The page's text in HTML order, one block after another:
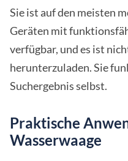
Sie ist auf den meisten
Geräten mit
verfügbar, und es ist
herunterzuladen. Sie
Suchergebnis selbst.
Praktische
Wasserwaage